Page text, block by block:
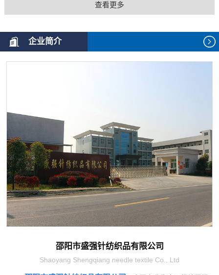
查看更多
企业简介
邵阳市盛强针纺织品有限公司
Shaoyang Shengqiang needle textile Co., Ltd